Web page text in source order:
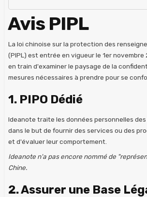
Avis PIPL
La loi chinoise sur la protection des
(PIPL) est entrée en vigueur le 1er novembre
en train d'examiner le paysage de la
mesures nécessaires à prendre pour se
1. PIPO Dédié
Ideanote traite les données personnelles
dans le but de fournir des services ou des
et d'évaluer leur comportement.
Ideanote n'a pas encore nommé de
Chine.
2. Assurer une Base